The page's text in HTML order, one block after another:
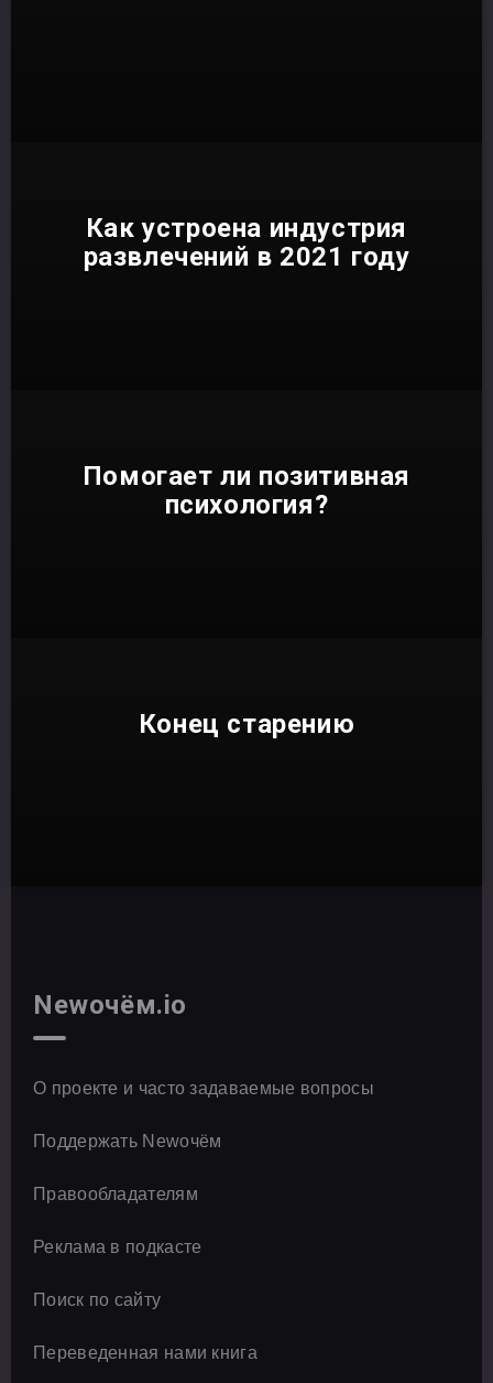
Как устроена индустрия
развлечений в 2021 году
Помогает ли позитивная
психология?
Конец старению
Newочём.io
О проекте и часто задаваемые вопросы
Поддержать Newочём
Правообладателям
Реклама в подкасте
Поиск по сайту
Переведенная нами книга